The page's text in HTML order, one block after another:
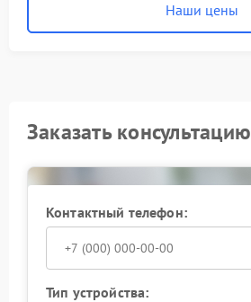
Наши цены
Заказать консультацию
Контактный телефон:
Тип устройства: